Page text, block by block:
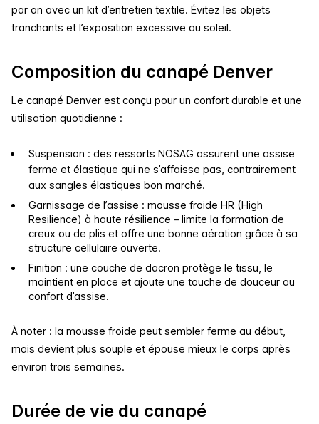
par an avec un kit d’entretien textile. Évitez les objets
tranchants et l’exposition excessive au soleil.
Composition du canapé Denver
Le canapé Denver est conçu pour un confort durable et une
utilisation quotidienne :
Suspension : des ressorts NOSAG assurent une assise
ferme et élastique qui ne s’affaisse pas, contrairement
aux sangles élastiques bon marché.
Garnissage de l’assise : mousse froide HR (High
Resilience) à haute résilience – limite la formation de
creux ou de plis et offre une bonne aération grâce à sa
structure cellulaire ouverte.
Finition : une couche de dacron protège le tissu, le
maintient en place et ajoute une touche de douceur au
confort d’assise.
À noter : la mousse froide peut sembler ferme au début,
mais devient plus souple et épouse mieux le corps après
environ trois semaines.
Durée de vie du canapé